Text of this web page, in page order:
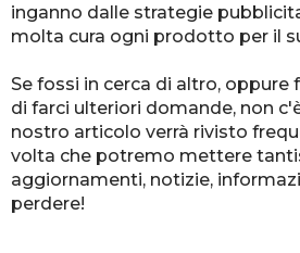
inganno dalle strategie
molta cura ogni prodotto per il
Se fossi in cerca di altro,
di farci ulteriori domande, non
nostro articolo verrà rivisto
volta che potremo mettere
aggiornamenti, notizie,
perdere!